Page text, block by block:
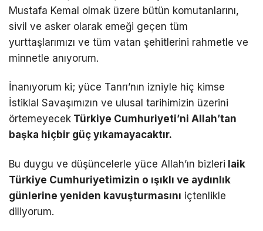
Mustafa Kemal olmak üzere bütün komutanlarını,
sivil ve asker olarak emeği geçen tüm
yurttaşlarımızı ve tüm vatan şehitlerini rahmetle ve
minnetle anıyorum.
İnanıyorum ki; yüce Tanrı’nın izniyle hiç kimse
İstiklal Savaşımızın ve ulusal tarihimizin üzerini
örtemeyecek Türkiye Cumhuriyeti’ni Allah’tan
baş ka hiçbir güç yı kamayacaktır.
Bu duygu ve düşüncelerle yüce Allah’ın bizleri laik
Türkiye Cumhuriyetimizin o ışıklı ve aydınlık
günlerine yeniden kavuşturmasını içtenlikle
diliyorum.